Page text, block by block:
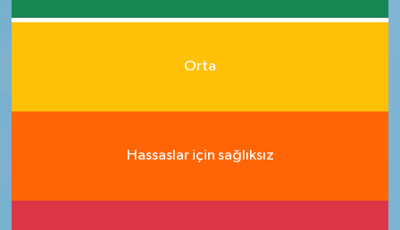
Orta
Hassaslar için sağlıksız